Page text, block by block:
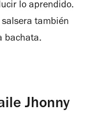
lo aprendido.
también
bachata.
Jhonny